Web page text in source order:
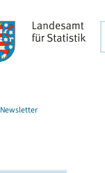
Newsletter